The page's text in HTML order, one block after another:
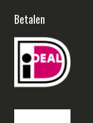
Betalen